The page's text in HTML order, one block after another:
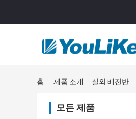
홈 제품 소개 실외 배전반
모든 제품